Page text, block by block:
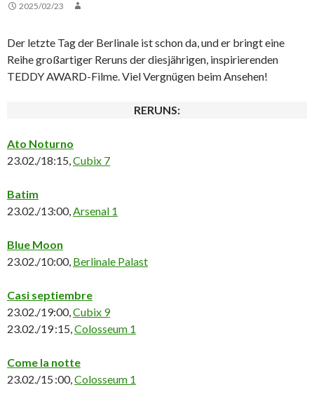
2025/02/23
Der letzte Tag der Berlinale ist schon da, und er bringt eine
Reihe großartiger Reruns der diesjährigen, inspirierenden
TEDDY AWARD-Filme. Viel Vergnügen beim Ansehen!
RERUNS:
Ato Noturno
23.02./18:15,Cubix 7
Batim
23.02./13:00,Arsenal 1
Blue Moon
23.02./10:00, Berlinale Palast
Casi septiembre
23.02./19:00,Cubix 9
23.02./19 :15,Colosseum 1
Come la notte
23.02./15 :00,Colosseum 1